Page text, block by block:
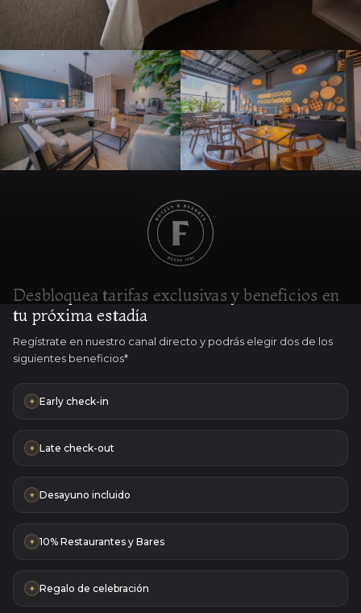
Desbloquea tarifas exclusivas y beneficios en
tu próxima estadía
Regístrate en nuestro canal directo y podrás elegir dos de los
siguientes beneficios*
+ Early check-in
+ Late check-out
+ Desayuno incluido
+ 10% Restaurantes y Bares
+ Regalo de celebración